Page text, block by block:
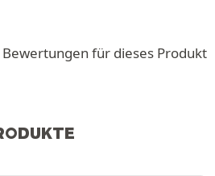
für dieses Produkt